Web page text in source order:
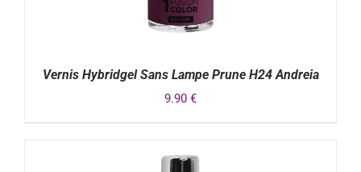
Vernis Hybridgel Sans Lampe Prune H24 Andreia
9.90 €